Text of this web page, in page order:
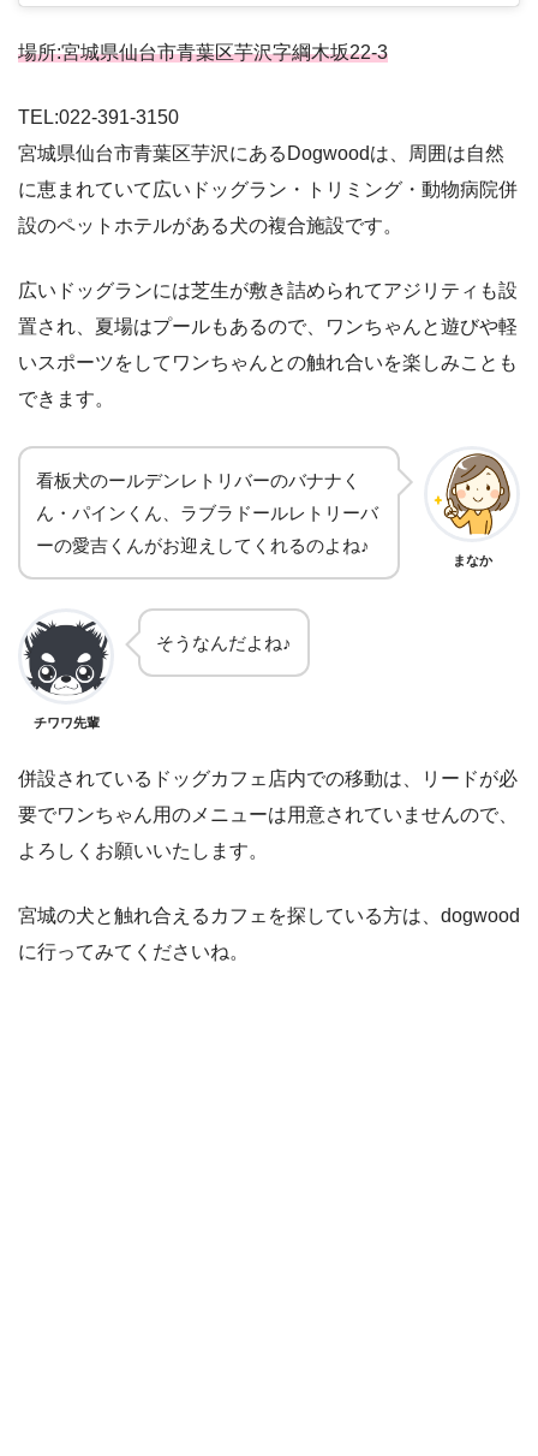
場所:宮城県仙台市青葉区芋沢字綱木坂22-3
TEL:022-391-3150
宮城県仙台市青葉区芋沢にあるDogwoodは、周囲は自然
に恵まれていて広いドッグラン・トリミング・動物病院併
設のペットホテルがある犬の複合施設です。
広いドッグランには芝生が敷き詰められてアジリティも設
置され、夏場はプールもあるので、ワンちゃんと遊びや軽
いスポーツをしてワンちゃんとの触れ合いを楽しみことも
できます。
看板犬のールデンレトリバーのバナナく
ん・パインくん、ラブラドールレトリーバ
ーの愛吉くんがお迎えしてくれるのよね♪
まなか
チワワ先輩
そうなんだよね♪
併設されているドッグカフェ店内での移動は、リードが必
要でワンちゃん用のメニューは用意されていませんので、
よろしくお願いいたします。
宮城の犬と触れ合えるカフェを探している方は、dogwood
に行ってみてくださいね。